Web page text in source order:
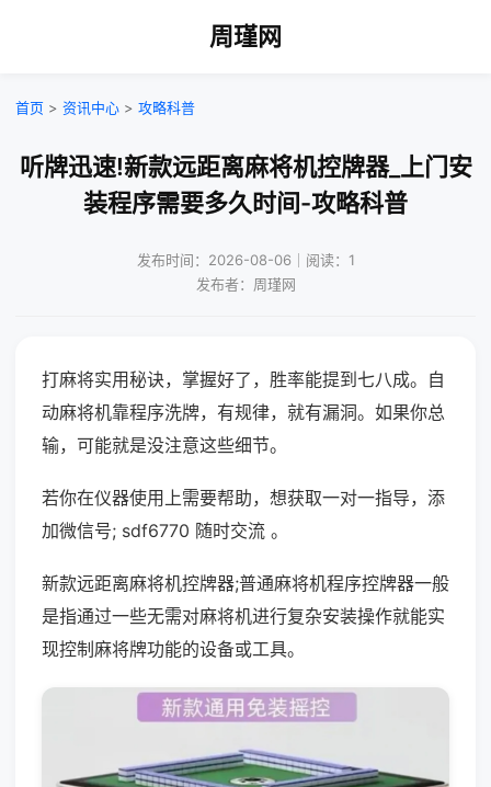
周瑾网
首页 > 资讯中心 > 攻略科普
听牌迅速!新款远距离麻将机控牌器_上门安
装程序需要多久时间-攻略科普
发布时间：2026-08-06｜阅读：1
发布者：周瑾网
打麻将实用秘诀，掌握好了，胜率能提到七八成。自
动麻将机靠程序洗牌，有规律，就有漏洞。如果你总
输，可能就是没注意这些细节。
若你在仪器使用上需要帮助，想获取一对一指导，添
加微信号; sdf6770 随时交流 。
新款远距离麻将机控牌器;普通麻将机程序控牌器一般
是指通过一些无需对麻将机进行复杂安装操作就能实
现控制麻将牌功能的设备或工具。